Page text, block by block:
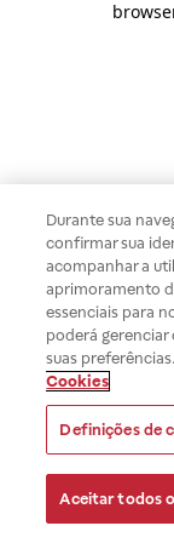
Durante sua
confirmar sua
acompanhar a
aprimoramento
essenciais para
poderá gerenciar
suas preferências.
Cookies
Definições de
Aceitar todos